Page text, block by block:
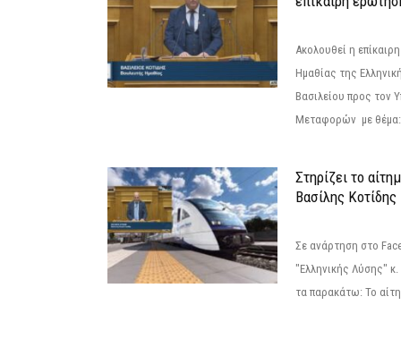
Ακολουθεί η
Ημαθίας της
Βασιλείου προς τον
Μεταφορών με θέμα:
Στηρίζει το
Βασίλης Κοτίδης
Σε ανάρτηση στο
"Ελληνικής Λύσης"
τα παρακάτω: Το